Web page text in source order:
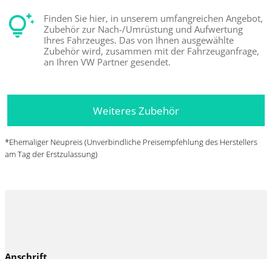
Finden Sie hier, in unserem umfangreichen Angebot,
Zubehör zur Nach-/Umrüstung und Aufwertung
Ihres Fahrzeuges. Das von Ihnen ausgewählte
Zubehör wird, zusammen mit der Fahrzeuganfrage,
an Ihren VW Partner gesendet.
Weiteres Zubehör
*Ehemaliger Neupreis (Unverbindliche Preisempfehlung des Herstellers
am Tag der Erstzulassung)